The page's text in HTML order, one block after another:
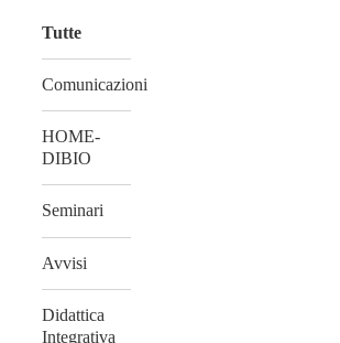
Tutte
Comunicazioni
HOME-
DIBIO
Seminari
Avvisi
Didattica
Integrativa